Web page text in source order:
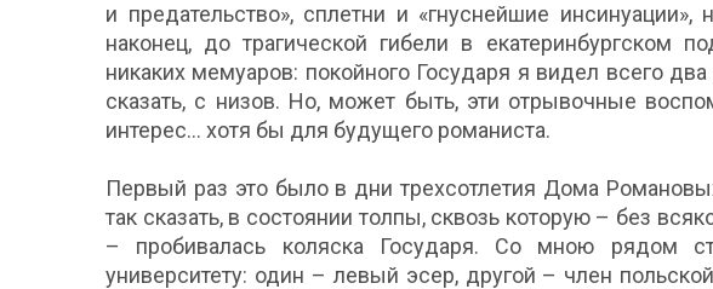
и предательство», сплетни и «гнуснейшие
наконец, до трагической гибели в екатеринбургском
никаких мемуаров: покойного Государя я видел всего
сказать, с низов. Но, может быть, эти отрывочные
интерес... хотя бы для будущего романиста.
Первый раз это было в дни трехсотлетия Дома
так сказать, в состоянии толпы, сквозь которую – без
– пробивалась коляска Государя. Со мною рядом
университету: один – левый эсер, другой – член